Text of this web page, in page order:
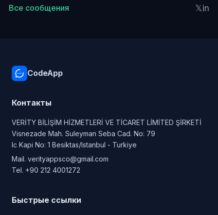
Все сообщения 𝕏in
CodeApp
Контакты
VERİTY BİLİŞİM HİZMETLERİ VE TİCARET LİMİTED ŞİRKETİ
Visnezade Mah. Suleyman Seba Cad. No: 79
Ic Kapi No: 1 Besiktas/Istanbul - Turkiye
Mail. verityappsco@gmail.com
Tel. +90 212 4001272
Быстрые ссылки